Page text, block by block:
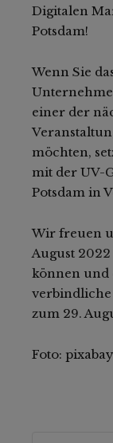
Digitalen
Potsdam!
Wenn Sie
einer der
möchten,
mit der UV-
Potsdam in
Wir freuen
August
können und
verbindliche
zum 29.
Foto: pixabay